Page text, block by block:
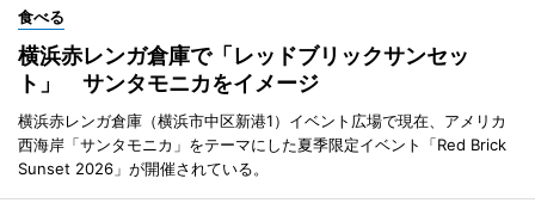
食べる
横浜赤レンガ倉庫で「レッドブリックサンセッ
ト」 サンタモニカをイメージ
横浜赤レンガ倉庫（横浜市中区新港1）イベント広場で現在、アメリカ
西海岸「サンタモニカ」をテーマにした夏季限定イベント「Red Brick
Sunset 2026」が開催されている。